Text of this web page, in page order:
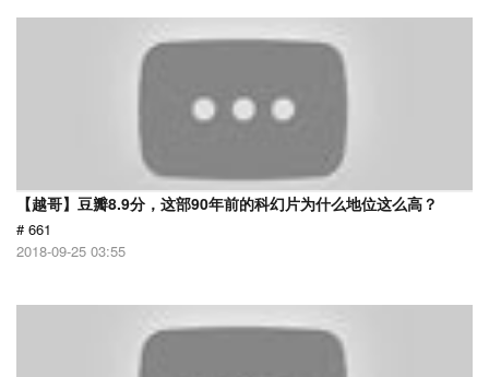
【越哥】豆瓣8.9分，这部90年前的科幻片为什么地位这么高？
# 661
2018-09-25 03:55